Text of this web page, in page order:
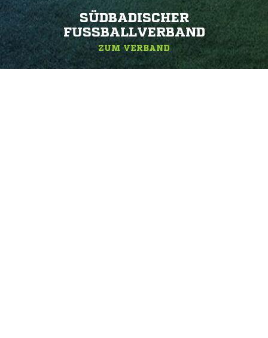
SÜDBADISCHER
FUSSBALLVERBAND
ZUM VERBAND